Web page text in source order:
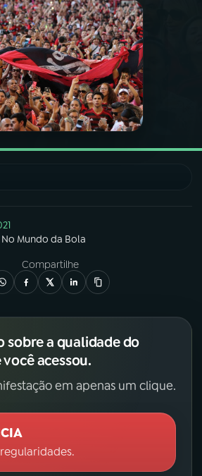
NACIONAL
Facebook
No Mundo da Bola
Compartilhe
sobre a qualidade do
acessou.
em apenas um clique.